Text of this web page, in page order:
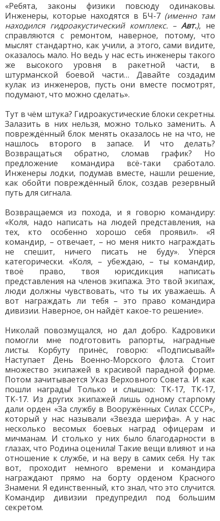
«Ребята, законы физики повсюду одинаковы.
Инженеры, которые находятся в БЧ-7(именно там
находился гидроакустический комплекс. –Авт.), не
справляются с ремонтом, наверное, потому, что
мыслят стандартно, как учили, а этого, сами видите,
оказалось мало. Но ведь у нас есть инженеры такого
же высокого уровня в ракетной части, в
штурманской боевой части… Давайте создадим
кулак из инженеров, пусть они вместе посмотрят,
подумают, что можно сделать».
Тут в чём штука? Гидроакустические блоки секретны.
Залазить в них нельзя, можно только заменить. А
повреждённый блок менять оказалось не на что, не
нашлось второго в запасе. И что делать?
Возвращаться обратно, сломав график? Но
предложение командира всё-таки сработало.
Инженеры лодки, подумав вместе, нашли решение,
как обойти повреждённый блок, создав резервный
путь для сигнала.
Возвращаемся из похода, и я говорю командиру:
«Коля, надо написать на людей представления, на
тех, кто особенно хорошо себя проявил». «Я
командир, – отвечает, – но меня никто награждать
не спешит, ничего писать не буду». Упёрся
категорически. «Коля, – убеждаю, – ты командир,
твоё право, твоя юрисдикция написать
представления на членов экипажа. Это твой экипаж,
люди должны чувствовать, что ты их уважаешь. А
вот награждать ли тебя – это право командира
дивизии. Наверное, он найдёт какое-то решение».
Николай повозмущался, но дал добро. Кадровики
помогли мне подготовить рапорты, наградные
листы. Корбуту принёс, говорю: «Подписывай!»
Наступает День Военно-Морского флота. Стоит
множество экипажей в красивой парадной форме.
Потом зачитывается Указ Верховного Совета. И как
пошли награды! Только и слышно: ТК-17, ТК-17,
ТК-17. Из других экипажей лишь одному старпому
дали орден «За службу в Вооружённых Силах СССР»,
который у нас называли «Звезда шерифа». А у нас
несколько весомых боевых наград офицерам и
мичманам. И столько у них было благодарности в
глазах, что Родина оценила! Такие вещи влияют и на
отношение к службе, и на веру в самих себя. Ну так
вот, проходит немного времени и командира
награждают прямо на борту орденом Красного
Знамени. Я единственный, кто знал, что это случится.
Командир дивизии предупредил под большим
секретом.